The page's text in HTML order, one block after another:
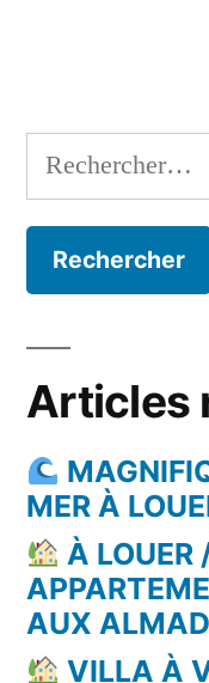
Rechercher :
Articles
MER À
À LOUER
AUX
VILLA À